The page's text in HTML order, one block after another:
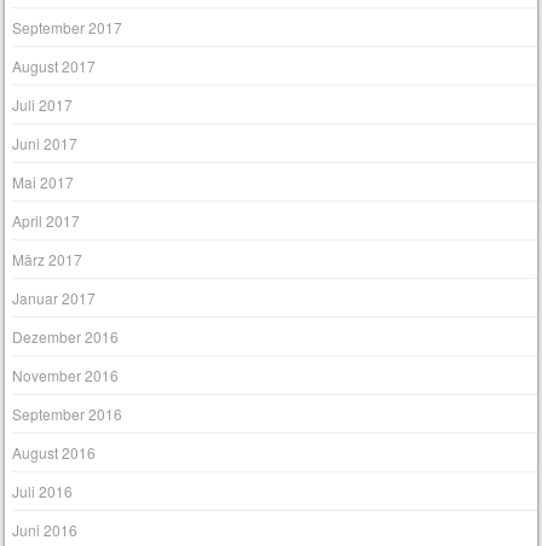
September 2017
August 2017
Juli 2017
Juni 2017
Mai 2017
April 2017
März 2017
Januar 2017
Dezember 2016
November 2016
September 2016
August 2016
Juli 2016
Juni 2016